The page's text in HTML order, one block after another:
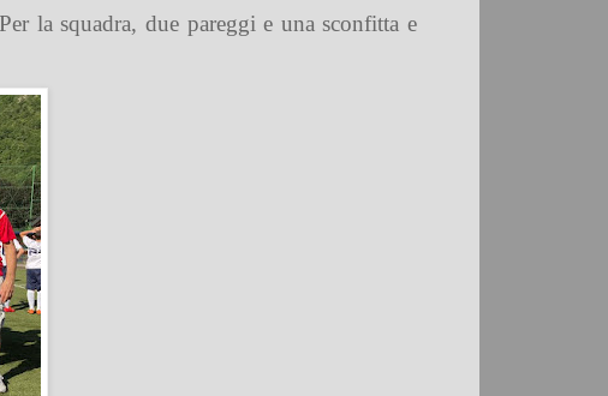
la squadra, due pareggi e una sconfitta e